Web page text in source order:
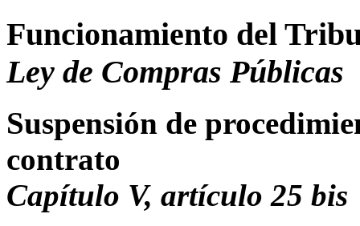
Funcionamiento del
Ley de Compras Públicas
Suspensión de
contrato
Capítulo V, artículo 25